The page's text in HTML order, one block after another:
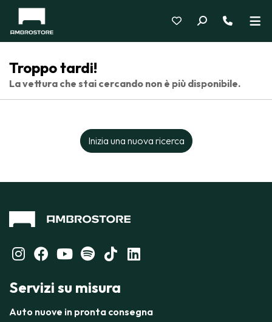
Troppo tardi!
La vettura che stai cercando non è più disponibile.
Inizia una nuova ricerca
Servizi su misura
Auto nuove in pronta consegna